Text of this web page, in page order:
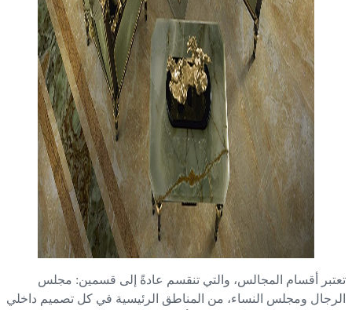
أقسام المجالس، والتي تنقسم عادةً إلى قسمين: مجلس
ومجلس النساء، من المناطق الرئيسية في كل تصميم داخلي